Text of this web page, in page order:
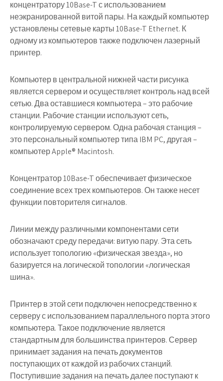
концентратору 10Base-T с использованием
неэкранированной витой пары. На каждый компьютер
установлены сетевые карты 10Base-T Ethernet. К
одному из компьютеров также подключен лазерный
принтер.
Компьютер в центральной нижней части рисунка
является сервером и осуществляет контроль над всей
сетью. Два оставшиеся компьютера – это рабочие
станции. Рабочие станции используют сеть,
контролируемую сервером. Одна рабочая станция –
это персональный компьютер типа IBM PC, другая –
компьютер Apple® Macintosh.
Концентратор 10Base-T обеспечивает физическое
соединение всех трех компьютеров. Он также несет
функции повторителя сигналов.
Линии между различными компонентами сети
обозначают среду передачи: витую пару. Эта сеть
использует топологию «физическая звезда», но
базируется на логической топологии «логическая
шина».
Принтер в этой сети подключен непосредственно к
серверу с использованием параллельного порта этого
компьютера. Такое подключение является
стандартным для большинства принтеров. Сервер
принимает задания на печать документов
поступающих от каждой из рабочих станций.
Поступившие задания на печать далее поступают к